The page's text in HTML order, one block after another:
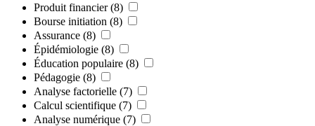
Produit financier (8)
Bourse initiation (8)
Assurance (8)
Épidémiologie (8)
Éducation populaire (8)
Pédagogie (8)
Analyse factorielle (7)
Calcul scientifique (7)
Analyse numérique (7)